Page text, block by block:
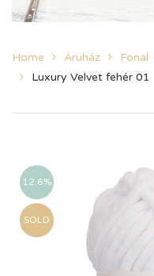
Home Áruház Fonal
Luxury Velvet fehér 01
12.6%
SOLD